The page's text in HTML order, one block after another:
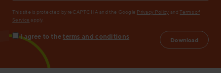
This site is protected by reCAPTCHA and the Google Privacy Policy andTerms of
Service apply.
I agree to theterms and conditions